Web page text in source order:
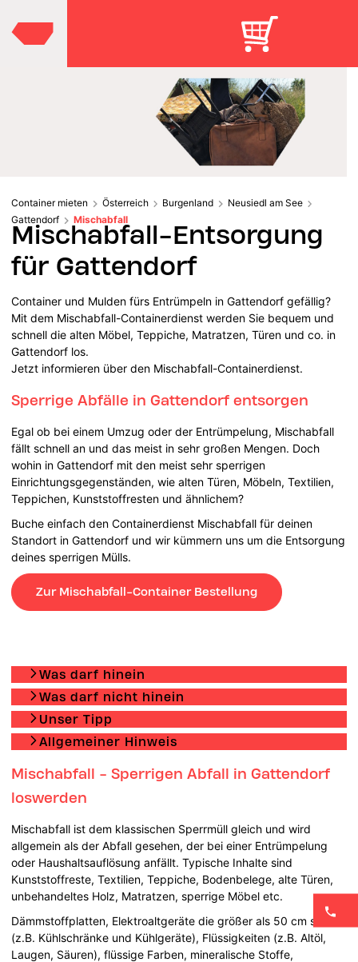
Container mieten Österreich Burgenland
Neusiedl am See
Gattendorf
Mischabfall
Mischabfall-Entsorgung
für Gattendorf
Container und Mulden fürs Entrümpeln in Gattendorf gefällig?
Mit dem Mischabfall-Containerdienst werden Sie bequem und
schnell die alten Möbel, Teppiche, Matratzen, Türen und co. in
Gattendorf los.
Jetzt informieren über den Mischabfall-Containerdienst.
Sperrige Abfälle in Gattendorf entsorgen
Egal ob bei einem Umzug oder der Entrümpelung, Mischabfall
fällt schnell an und das meist in sehr großen Mengen. Doch
wohin in Gattendorf mit den meist sehr sperrigen
Einrichtungsgegenständen, wie alten Türen, Möbeln, Textilien,
Teppichen, Kunststoffresten und ähnlichem?
Buche einfach den Containerdienst Mischabfall für deinen
Standort in Gattendorf und wir kümmern uns um die Entsorgung
deines sperrigen Mülls.
Zur Mischabfall-Container Bestellung
Was darf hinein
Was darf nicht hinein
Unser Tipp
Allgemeiner Hinweis
Mischabfall - Sperrigen Abfall in Gattendorf
loswerden
Mischabfall ist dem klassischen Sperrmüll gleich und wird
allgemein als der Abfall gesehen, der bei einer Entrümpelung
oder Haushaltsauflösung anfällt. Typische Inhalte sind
Kunststoffreste, Textilien, Teppiche, Bodenbelege, alte Türen,
unbehandeltes Holz, Matratzen, sperrige Möbel etc.
Dämmstoffplatten, Elektroaltgeräte die größer als 50 cm sind
(z.B. Kühlschränke und Kühlgeräte), Flüssigkeiten (z.B. Altöl,
Laugen, Säuren), flüssige Farben, mineralische Stoffe,